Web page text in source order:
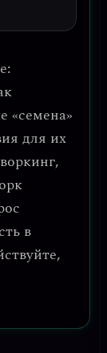
«семена»
для их
в